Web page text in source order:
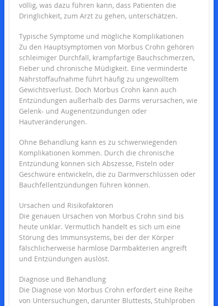
völlig, was dazu führen kann, dass Patienten die
Dringlichkeit, zum Arzt zu gehen, unterschätzen.
Typische Symptome und mögliche Komplikationen
Zu den Hauptsymptomen von Morbus Crohn gehören
schleimiger Durchfall, krampfartige Bauchschmerzen,
Fieber und chronische Müdigkeit. Eine verminderte
Nährstoffaufnahme führt häufig zu ungewolltem
Gewichtsverlust. Doch Morbus Crohn kann auch
Entzündungen außerhalb des Darms verursachen, wie
Gelenk- und Augenentzündungen oder
Hautveränderungen.
Ohne Behandlung kann es zu schwerwiegenden
Komplikationen kommen. Durch die chronische
Entzündung können sich Abszesse, Fisteln oder
Geschwüre entwickeln, die zu Darmverschlüssen oder
Bauchfellentzündungen führen können.
Ursachen und Risikofaktoren
Die genauen Ursachen von Morbus Crohn sind bis
heute unklar. Vermutlich handelt es sich um eine
Störung des Immunsystems, bei der der Körper
fälschlicherweise harmlose Darmbakterien angreift
und Entzündungen auslöst.
Diagnose und Behandlung
Die Diagnose von Morbus Crohn erfordert eine Reihe
von Untersuchungen, darunter Bluttests, Stuhlproben